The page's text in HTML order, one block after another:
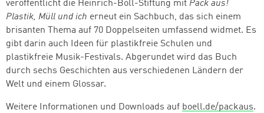
veröffentlicht die Heinrich-Böll-Stiftung mit Pack aus!
Plastik, Müll und ich erneut ein Sachbuch, das sich einem
brisanten Thema auf 70 Doppelseiten umfassend widmet. Es
gibt darin auch Ideen für plastikfreie Schulen und
plastikfreie Musik-Festivals. Abgerundet wird das Buch
durch sechs Geschichten aus verschiedenen Ländern der
Welt und einem Glossar.
Weitere Informationen und Downloads auf boell.de/packaus.